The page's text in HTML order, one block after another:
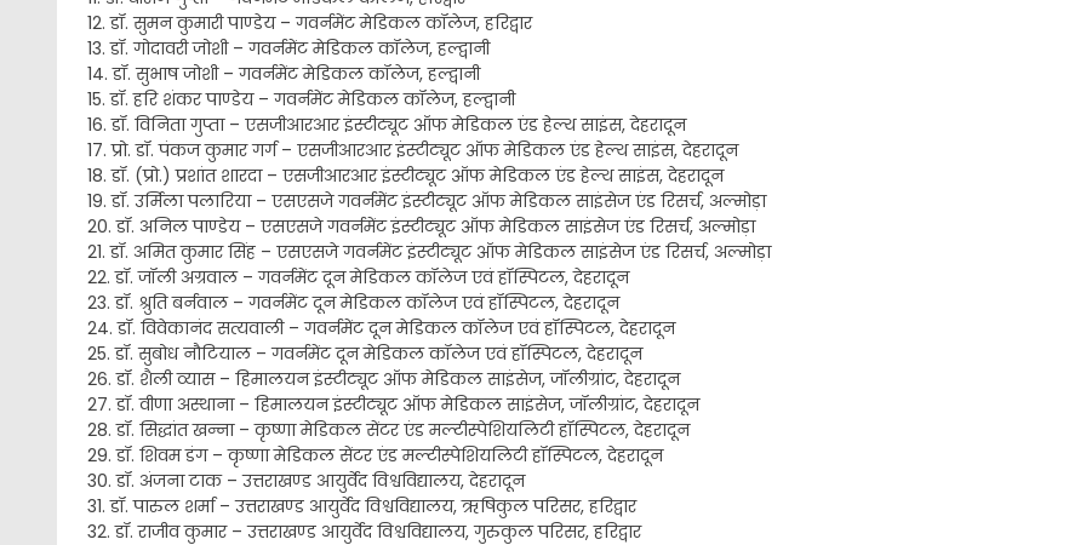
12. डॉ. सुमन कुमारी पाण्डेय – गवर्नमेंट मेडिकल कॉलेज, हरिद्वार
13. डॉ. गोदावरी जोशी – गवर्नमेंट मेडिकल कॉलेज, हल्द्वानी
14. डॉ. सुभाष जोशी – गवर्नमेंट मेडिकल कॉलेज, हल्द्वानी
15. डॉ. हरि शंकर पाण्डेय – गवर्नमेंट मेडिकल कॉलेज, हल्द्वानी
16. डॉ. विनिता गुप्ता – एसजीआरआर इंस्टीट्यूट ऑफ मेडिकल एंड हेल्थ साइंस, देहरादून
17. प्रो. डॉ. पंकज कुमार गर्ग – एसजीआरआर इंस्टीट्यूट ऑफ मेडिकल एंड हेल्थ साइंस, देहरादून
18. डॉ. (प्रो.) प्रशांत शारदा – एसजीआरआर इंस्टीट्यूट ऑफ मेडिकल एंड हेल्थ साइंस, देहरादून
19. डॉ. उर्मिला पलारिया – एसएसजे गवर्नमेंट इंस्टीट्यूट ऑफ मेडिकल साइंसेज एंड रिसर्च, अल्मोड़ा
20. डॉ. अनिल पाण्डेय – एसएसजे गवर्नमेंट इंस्टीट्यूट ऑफ मेडिकल साइंसेज एंड रिसर्च, अल्मोड़ा
21. डॉ. अमित कुमार सिंह – एसएसजे गवर्नमेंट इंस्टीट्यूट ऑफ मेडिकल साइंसेज एंड रिसर्च, अल्मोड़ा
22. डॉ. जॉली अग्रवाल – गवर्नमेंट दून मेडिकल कॉलेज एवं हॉस्पिटल, देहरादून
23. डॉ. श्रुति बर्नवाल – गवर्नमेंट दून मेडिकल कॉलेज एवं हॉस्पिटल, देहरादून
24. डॉ. विवेकानंद सत्यवाली – गवर्नमेंट दून मेडिकल कॉलेज एवं हॉस्पिटल, देहरादून
25. डॉ. सुबोध नौटियाल – गवर्नमेंट दून मेडिकल कॉलेज एवं हॉस्पिटल, देहरादून
26. डॉ. शैली व्यास – हिमालयन इंस्टीट्यूट ऑफ मेडिकल साइंसेज, जॉलीग्रांट, देहरादून
27. डॉ. वीणा अस्थाना – हिमालयन इंस्टीट्यूट ऑफ मेडिकल साइंसेज, जॉलीग्रांट, देहरादून
28. डॉ. सिद्धांत खन्ना – कृष्णा मेडिकल सेंटर एंड मल्टीस्पेशियलिटी हॉस्पिटल, देहरादून
29. डॉ. शिवम डंग – कृष्णा मेडिकल सेंटर एंड मल्टीस्पेशियलिटी हॉस्पिटल, देहरादून
30. डॉ. अंजना टाक – उत्तराखण्ड आयुर्वेद विश्वविद्यालय, देहरादून
31. डॉ. पारुल शर्मा – उत्तराखण्ड आयुर्वेद विश्वविद्यालय, ऋषिकुल परिसर, हरिद्वार
32. डॉ. राजीव कुमार – उत्तराखण्ड आयुर्वेद विश्वविद्यालय, गुरुकुल परिसर, हरिद्वार